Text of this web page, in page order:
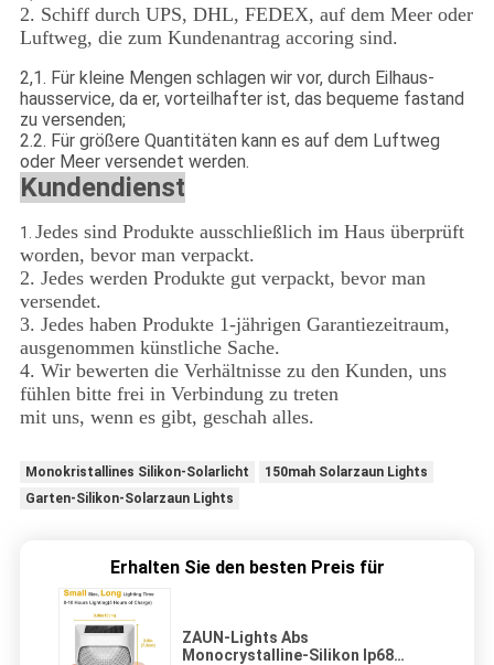
2. Schiff durch UPS, DHL, FEDEX, auf dem Meer oder
Luftweg, die zum Kundenantrag accoring sind.
2,1. Für kleine Mengen schlagen wir vor, durch Eilhaus-
hausservice, da er, vorteilhafter ist, das bequeme fastand
zu versenden;
2.2. Für größere Quantitäten kann es auf dem Luftweg
oder Meer versendet werden.
Kundendienst
1. Jedes sind Produkte ausschließlich im Haus überprüft
worden, bevor man verpackt.
2. Jedes werden Produkte gut verpackt, bevor man
versendet.
3. Jedes haben Produkte 1-jährigen Garantiezeitraum,
ausgenommen künstliche Sache.
4. Wir bewerten die Verhältnisse zu den Kunden, uns
fühlen bitte frei in Verbindung zu treten
mit uns, wenn es gibt, geschah alles.
Monokristallines Silikon-Solarlicht
150mah Solarzaun Lights
Garten-Silikon-Solarzaun Lights
Erhalten Sie den besten Preis für
ZAUN-Lights Abs
Monocrystalline-Silikon Ip68